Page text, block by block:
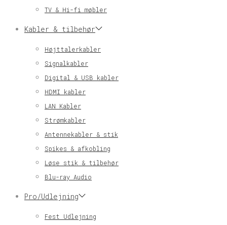
TV & Hi-fi møbler
Kabler & tilbehør
Højttalerkabler
Signalkabler
Digital & USB kabler
HDMI kabler
LAN Kabler
Strømkabler
Antennekabler & stik
Spikes & afkobling
Løse stik & tilbehør
Blu-ray Audio
Pro/Udlejning
Fest Udlejning